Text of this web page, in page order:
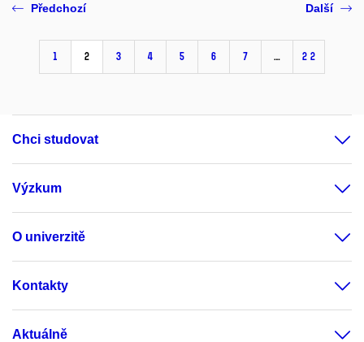
Předchozí
1 2 3 4 5 6 7 … 22
Další
Chci studovat
Výzkum
O univerzitě
Kontakty
Aktuálně